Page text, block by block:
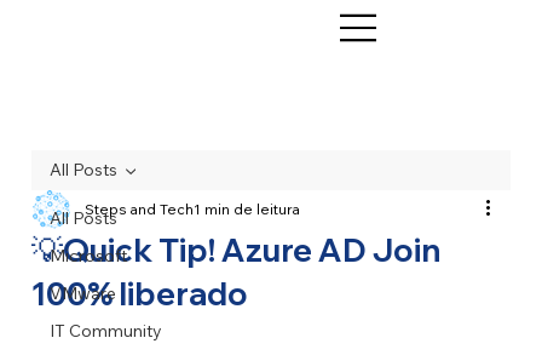
All Posts
Microsoft
VMware
IT Community
All Posts
💡Quick Tip! Azure AD Join
100% liberado
Steps and Tech1 min de leitura